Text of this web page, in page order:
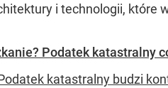
i technologii,
Podatek katastralny
katastralny budzi